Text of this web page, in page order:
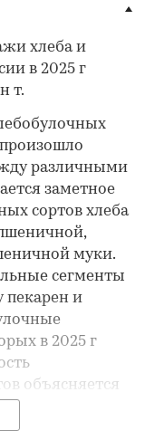
хлеба и
в 2025 г
т.
различными
заметное
сортов хлеба
муки.
сегменты
пекарен и
в 2025 г
объясняется
доставки в